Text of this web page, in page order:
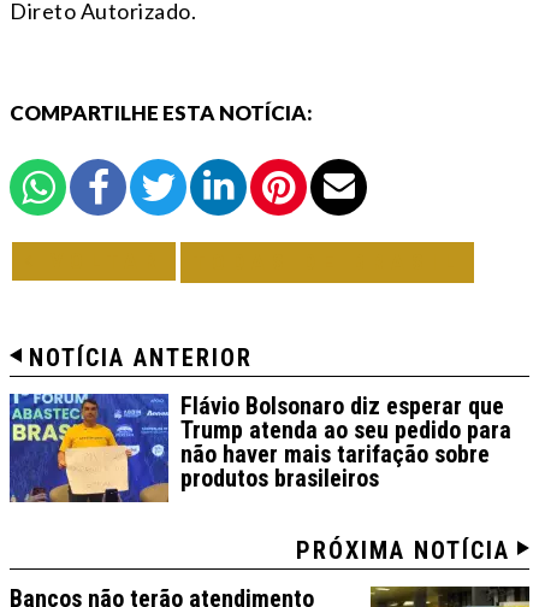
Direto Autorizado.
COMPARTILHE ESTA NOTÍCIA:
NOTÍCIA ANTERIOR
Flávio Bolsonaro diz esperar que
Trump atenda ao seu pedido para
não haver mais tarifação sobre
produtos brasileiros
PRÓXIMA NOTÍCIA
Bancos não terão atendimento